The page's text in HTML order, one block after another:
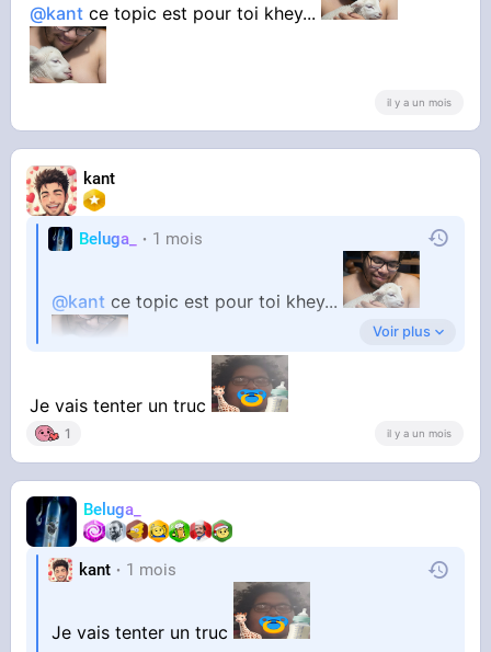
Merci par avance
@kant ce topic est pour toi khey...
il y a un mois
kant
Beluga_ 1 mois
@kant ce topic est pour toi khey...
Voir plus
Je vais tenter un truc
1 il y a un mois
Beluga_
kant 1 mois
Je vais tenter un truc